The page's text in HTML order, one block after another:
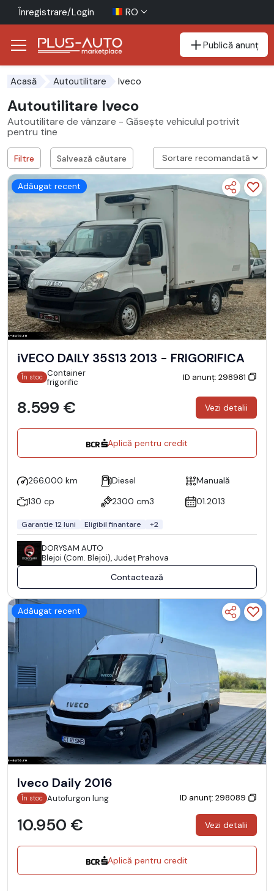
Înregistrare/Login RO
Publică anunț
Acasă Autoutilitare Iveco
Autoutilitare Iveco
Autoutilitare de vânzare - Găsește vehiculul potrivit
pentru tine
Salvează căutare
Filtre
Adăugat recent
iVECO DAILY 35S13 2013 - FRIGORIFICA
În stoc Container
frigorific
ID anunț: 298981
8.599 € Vezi detalii
Aplică pentru credit
266.000 km Diesel
Manuală
130 cp
2300 cm3 01.2013
Garantie 12 luni Eligibil finantare +2
DORYSAM AUTO
Blejoi (Com. Blejoi), Județ Prahova
Contactează
Adăugat recent
Iveco Daily 2016
În stoc Autofurgon lung ID anunț: 298089
10.950 € Vezi detalii
Aplică pentru credit